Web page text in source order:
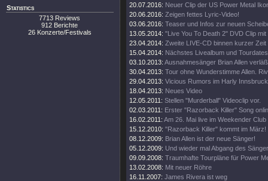
Statistics
7713 Reviews
912 Berichte
26 Konzerte/Festivals
20.07.2016: Neuer Clip der US Power Metal
20.06.2016: Zeigen fettes Lyric-Video!
03.06.2016: Teaser und Infos zur neuen
13.05.2014: "Live You To Death 2" DVD Clip
23.04.2014: Zweite LIVE-CD binnen kurzer Zeit
15.04.2014: Nächstes Livealbum und
03.10.2013: Ausnahmesänger Brian Allen
30.04.2013: Tour ohne Wunderstimme Allen.
29.04.2013: Vicious Rumors im Harly
18.04.2013: Neues Video
12.05.2011: Stellen "Murderball" Videoclip vor.
02.03.2011: Erster "Razorback Killer" Song
16.02.2011: Am 26. Mai live im Weekender
15.12.2010: "Razorback Killer" kommt im März!
08.12.2009: Brian Allen ist der neue Sänger!
05.12.2009: Und wieder mal Abgang des
09.09.2008: Traumhafte Tourpläne für Power
13.02.2008: Mit neuer Röhre
16.11.2007: James Rivera ist weg